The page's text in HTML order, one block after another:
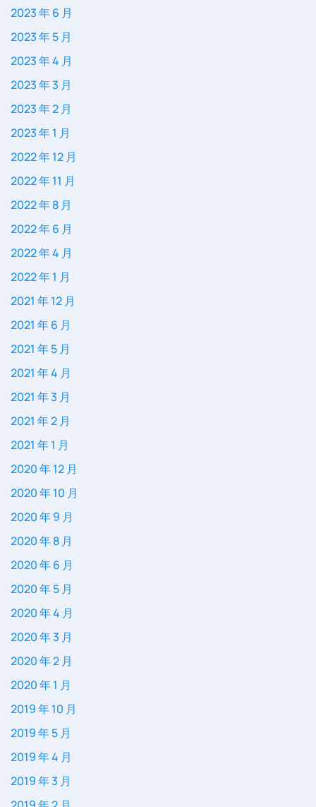
2023 年 6 月
2023 年 5 月
2023 年 4 月
2023 年 3 月
2023 年 2 月
2023 年 1 月
2022 年 12 月
2022 年 11 月
2022 年 8 月
2022 年 6 月
2022 年 4 月
2022 年 1 月
2021 年 12 月
2021 年 6 月
2021 年 5 月
2021 年 4 月
2021 年 3 月
2021 年 2 月
2021 年 1 月
2020 年 12 月
2020 年 10 月
2020 年 9 月
2020 年 8 月
2020 年 6 月
2020 年 5 月
2020 年 4 月
2020 年 3 月
2020 年 2 月
2020 年 1 月
2019 年 10 月
2019 年 5 月
2019 年 4 月
2019 年 3 月